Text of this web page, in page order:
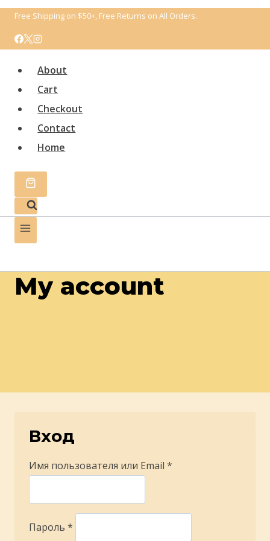
Перейти
содержимому
Free Shipping on $50+, Free Returns on All Orders.
About
Cart
Checkout
Contact
Home
My account
Вход
Имя пользователя или Email *
Пароль *